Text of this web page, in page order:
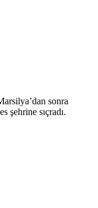
sonra
şehrine sıçradı.